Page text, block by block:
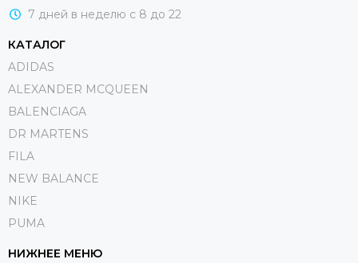
7 дней в неделю с 8 до 22
КАТАЛОГ
ADIDAS
ALEXANDER MCQUEEN
BALENCIAGA
DR MARTENS
FILA
NEW BALANCE
NIKE
PUMA
НИЖНЕЕ МЕНЮ